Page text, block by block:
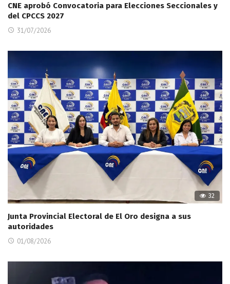
CNE aprobó Convocatoria para Elecciones Seccionales y
del CPCCS 2027
31/07/2026
32
Junta Provincial Electoral de El Oro designa a sus
autoridades
01/08/2026